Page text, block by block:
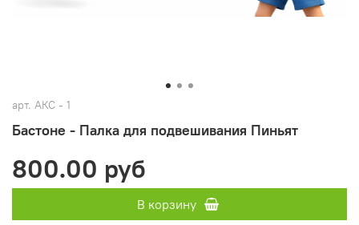
арт. АКС - 1
Бастоне - Палка для подвешивания Пиньят
800.00 руб
В корзину